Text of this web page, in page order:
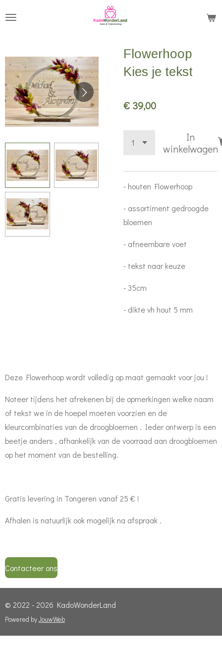
hoofdinhoud
Flowerhoop
Kies je tekst
€ 39,00
In
winkelwagen
- houten Flowerhoop
- assortiment gedroogde
bloemen
- afneembare voet
- tekst naar keuze
- 35cm
- dikte vh hout 5 mm
Deze Flowerhoop wordt volledig op maat gemaakt voor jou !
Noteer tijdens het afrekenen bij de opmerkingen welke naam
of tekst we in de hoepel moeten voorzien en de
kleurcombinaties van de droogbloemen . Ieder ontwerp is een
beetje anders , afhankelijk van de voorraad aan droogbloemen
op het moment van de bestelling.
Gratis levering in Tongeren vanaf 25 € !
Afhalen is natuurlijk ook mogelijk na afspraak .
Contacteer ons
© 2022 - 2026 KadoWonderLand
Powered byJouwWeb